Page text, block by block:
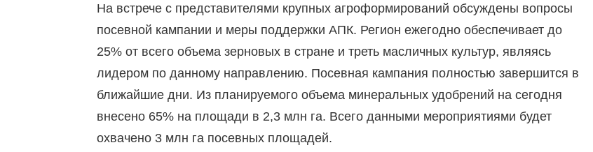
На встрече с представителями крупных агроформирований обсуждены вопросы
посевной кампании и меры поддержки АПК. Регион ежегодно обеспечивает до
25% от всего объема зерновых в стране и треть масличных культур, являясь
лидером по данному направлению. Посевная кампания полностью завершится в
ближайшие дни. Из планируемого объема минеральных удобрений на сегодня
внесено 65% на площади в 2,3 млн га. Всего данными мероприятиями будет
охвачено 3 млн га посевных площадей.